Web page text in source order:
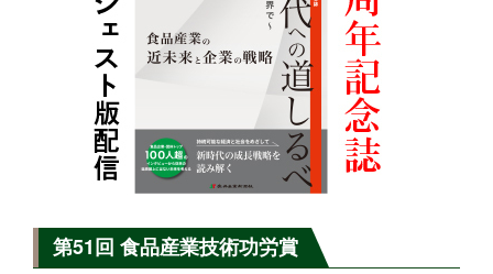
第51回 食品産業技術功労賞